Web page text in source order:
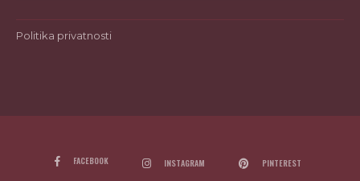
Politika privatnosti
FACEBOOK INSTAGRAM PINTEREST